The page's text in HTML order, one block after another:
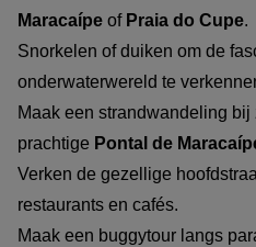
Maracaípe of Praia do Cupe.
Snorkelen of duiken om de
onderwaterwereld te
Maak een strandwandeling
prachtige Pontal de
Verken de gezellige
restaurants en cafés.
Maak een buggytour langs